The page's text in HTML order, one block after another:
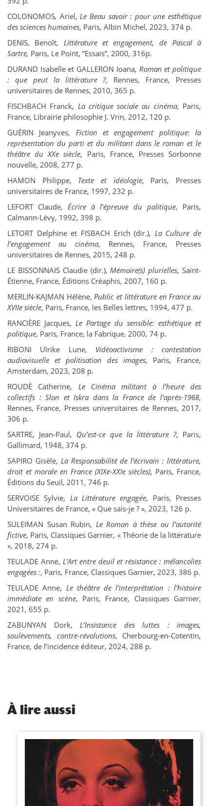
COLONOMOS, Ariel,Le Beau savoir : pour une esthétique
des sciences humaines, Paris, Albin Michel, 2023, 374 p.
DENIS, Benoît, Littérature et engagement, de Pascal à
Sartre, Paris, Le Point, “Essais”, 2000, 316p.
DURAND Isabelle et GALLERON Ioana, Roman et politique
: que peut la littérature ?, Rennes, France, Presses
universitaires de Rennes, 2010, 365 p.
FISCHBACH Franck, La critique sociale au cinéma, Paris,
France, Librairie philosophie J. Vrin, 2012, 120 p.
GUÉRIN Jeanyves, Fiction et engagement politique: la
représentation du parti et du militant dans le roman et le
théâtre du XXe siècle, Paris, France, Presses Sorbonne
nouvelle, 2008, 277 p.
HAMON Philippe, Texte et idéologie, Paris, Presses
universitaires de France, 1997, 232 p.
LEFORT Claude, Écrire à l’épreuve du politique, Paris,
Calmann-Lévy, 1992, 398 p.
LETORT Delphine et FISBACH Erich (dir.), La Culture de
l’engagement au cinéma, Rennes, France, Presses
universitaires de Rennes, 2015, 248 p.
LE BISSONNAIS Claudie (dir.),Mémoire(s) plurielles, Saint-
Étienne, France, Éditions Créaphis, 2007, 160 p.
MERLIN-KAJMAN Hélène,Public et littérature en France au
XVIIe siècle, Paris, France, les Belles lettres, 1994, 477 p.
RANCIÈRE Jacques, Le Partage du sensible: esthétique et
politique, Paris, France, la Fabrique, 2000, 74 p.
RIBONI Ulrike Lune, Vidéoactivisme : contestation
audiovisuelle et politisation des images, Paris, France,
Amsterdam, 2023, 208 p.
ROUDÉ Catherine, Le Cinéma militant à l’heure des
collectifs : Slon et Iskra dans la France de l’après-1968,
Rennes, France, Presses universitaires de Rennes, 2017,
306 p.
SARTRE, Jean-Paul, Qu’est-ce que la littérature ?, Paris,
Gallimard, 1948, 374 p.
SAPIRO Gisèle, La Responsabilité de l’écrivain : littérature,
droit et morale en France (XIXe-XXIe siècles), Paris, France,
Éditions du Seuil, 2011, 746 p.
SERVOISESylvie, La Littérature engagée, Paris, Presses
Universitaires de France, « Que sais-je ? », 2023, 126 p.
SULEIMAN Susan Rubin, Le Roman à thèse ou l’autorité
fictive, Paris, Classiques Garnier, « Théorie de la littérature
», 2018, 274 p.
TEULADE Anne, L’Art entre deuil et résistance : mélancolies
engagées :, Paris, France, Classiques Garnier, 2023, 386 p.
TEULADEAnne, Le théâtre de l’interprétation : l’histoire
immédiate en scène, Paris, France, Classiques Garnier,
2021, 655 p.
ZABUNYAN Dork, L’Insistance des luttes : images,
soulèvements, contre-révolutions, Cherbourg-en-Cotentin,
France, de l’incidence éditeur, 2024, 288 p.
À lire aussi